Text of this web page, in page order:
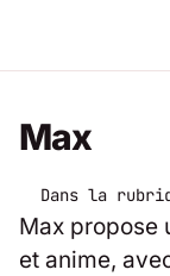
Max
Dans la
Max propose
et anime,